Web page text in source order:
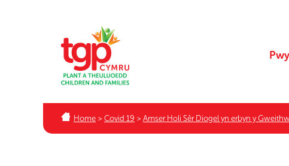
Home > Covid 19 > Amser Holi Sêr Diogel yn erbyn y